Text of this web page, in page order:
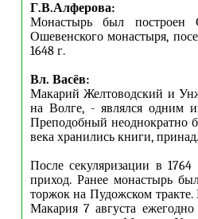
Г.В.Алферова:
Монастырь был
Ошевенского монастыря,
1648 г.
Вл. Васёв:
Макарий Желтоводский и
на Волге, - являлся одним
Преподобный неоднократно
века хранились книги,
После секуляризации в 1764
приход. Ранее монастырь
торжок на Пудожском
Макария 7 августа